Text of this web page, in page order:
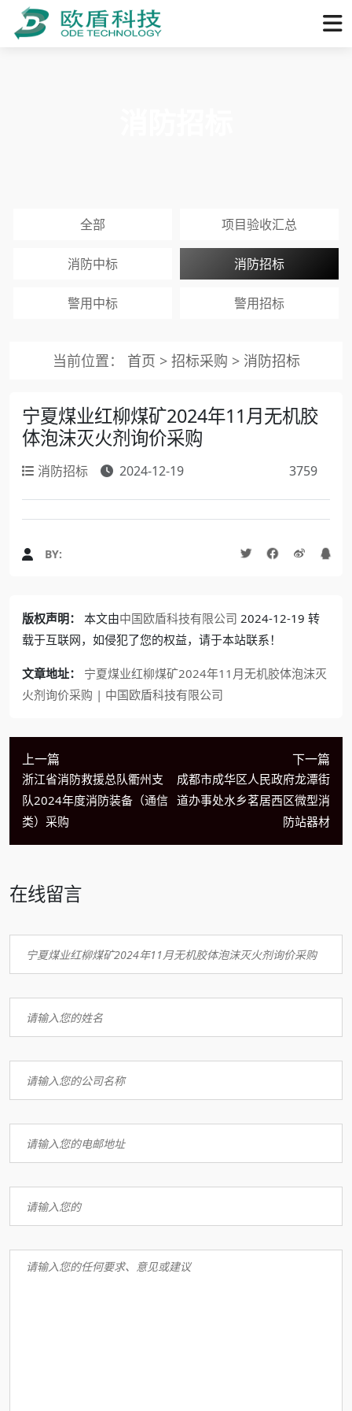
全部 项目验收汇总
消防中标 消防招标
警用中标 警用招标
当前位置： 首页 > 招标采购 > 消防招标
宁夏煤业红柳煤矿2024年11月无机胶
体泡沫灭火剂询价采购
消防招标 2024-12-19 3759
BY:
版权声明： 本文由中国欧盾科技有限公司 2024-12-19 转
载于互联网，如侵犯了您的权益，请于本站联系！
文章地址：
宁夏煤业红柳煤矿2024年11月无机胶体泡沫灭
火剂询价采购 | 中国欧盾科技有限公司
上一篇
浙江省消防救援总队衢州支
队2024年度消防装备（通信
类）采购
下一篇
成都市成华区人民政府龙潭街
道办事处水乡茗居西区微型消
防站器材
在线留言